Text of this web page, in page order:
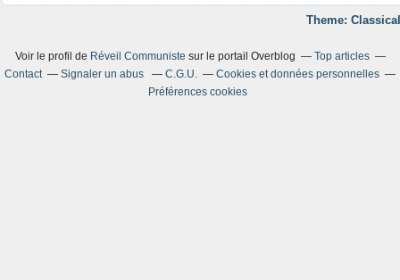
Theme:
Voir le profil de Réveil Communiste sur le portail Overblog
Top articles
Contact
Signaler un abus C.G.U.
Cookies et données personnelles
Préférences cookies